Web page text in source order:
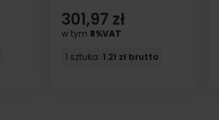
301,97 zł
w tym 8%VAT
1 sztuka: 1.21 zł brutto